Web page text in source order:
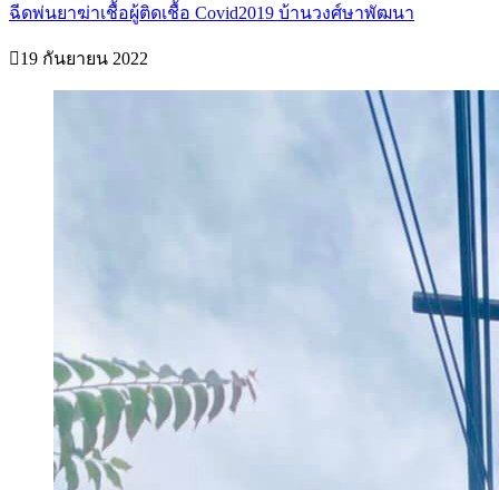
ฉีดพ่นยาฆ่าเชื้อผู้ติดเชื้อ Covid2019 บ้านวงศ์ษาพัฒนา
19 กันยายน 2022